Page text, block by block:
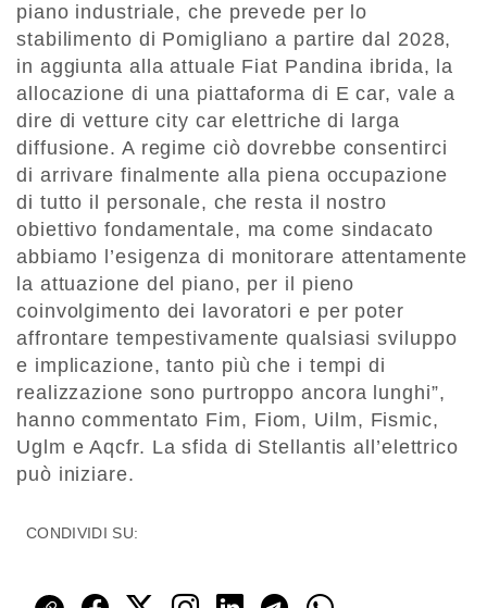
piano industriale, che prevede per lo
stabilimento di Pomigliano a partire dal 2028,
in aggiunta alla attuale Fiat Pandina ibrida, la
allocazione di una piattaforma di E car, vale a
dire di vetture city car elettriche di larga
diffusione. A regime ciò dovrebbe consentirci
di arrivare finalmente alla piena occupazione
di tutto il personale, che resta il nostro
obiettivo fondamentale, ma come sindacato
abbiamo l’esigenza di monitorare attentamente
la attuazione del piano, per il pieno
coinvolgimento dei lavoratori e per poter
affrontare tempestivamente qualsiasi sviluppo
e implicazione, tanto più che i tempi di
realizzazione sono purtroppo ancora lunghi”,
hanno commentato Fim, Fiom, Uilm, Fismic,
Uglm e Aqcfr. La sfida di Stellantis all’elettrico
può iniziare.
CONDIVIDI SU: